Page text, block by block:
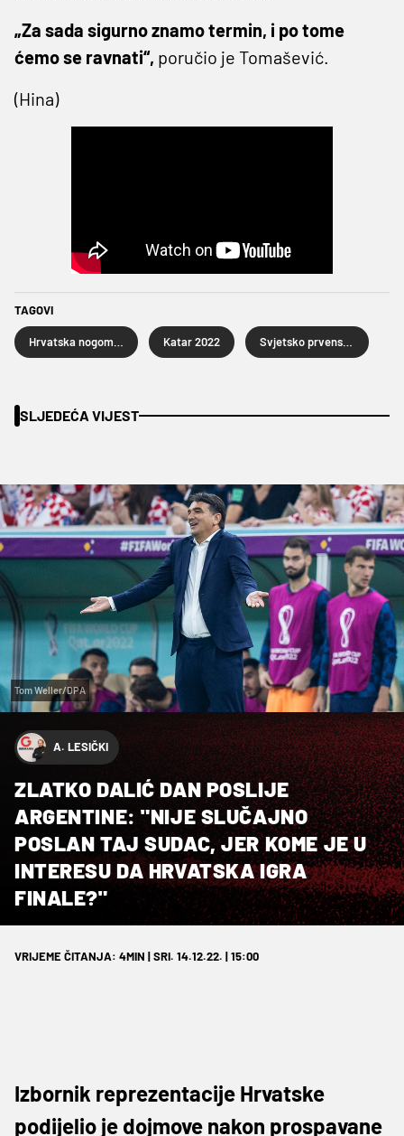
„Za sada sigurno znamo termin, i po tome
ćemo se ravnati“, poručio je Tomašević.
(Hina)
TAGOVI
Katar 2022
SLJEDEĆA VIJEST
Tom Weller/DPA
A. LESIČKI
ZLATKO DALIĆ DAN POSLIJE
ARGENTINE: "NIJE SLUČAJNO
POSLAN TAJ SUDAC, JER KOME JE U
INTERESU DA HRVATSKA IGRA
FINALE?"
VRIJEME ČITANJA: 4MIN | SRI. 14.12.22. | 15:00
Izbornik reprezentacije Hrvatske
podijelio je dojmove nakon prospavane